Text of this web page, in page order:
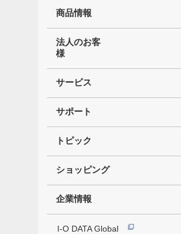
商品情報
法人のお客
様
サービス
サポート
トピック
ショッピング
企業情報
I-O DATA Global